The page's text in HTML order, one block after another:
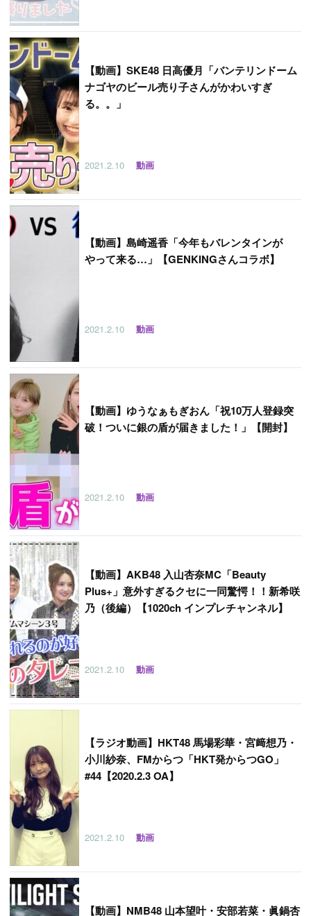
【動画】SKE48 日高優月「バンテリンドーム
ナゴヤのビール売り子さんがかわいすぎ
る。。」
2021.2.10 動画
【動画】島崎遥香「今年もバレンタインが
やって来る…」【GENKINGさんコラボ】
2021.2.10 動画
【動画】ゆうなぁもぎおん「祝10万人登録突
破！ついに銀の盾が届きました！」【開封】
2021.2.10 動画
【動画】AKB48 入山杏奈MC「Beauty
Plus+」意外すぎるクセに一同驚愕！！新希咲
乃（後編）【1020ch インプレチャンネル】
2021.2.10 動画
【ラジオ動画】HKT48 馬場彩華・宮﨑想乃・
小川紗奈、FMからつ「HKT発からつGO」
#44【2020.2.3 OA】
2021.2.10 動画
【動画】NMB48 山本望叶・安部若菜・眞鍋杏